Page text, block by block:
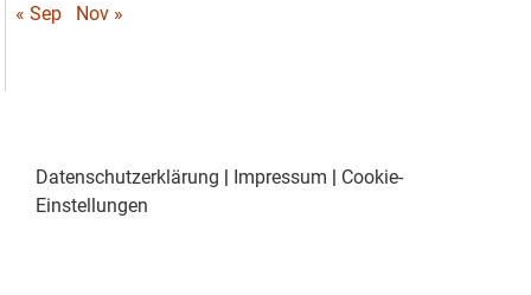
« Sep
Nov »
Datenschutzerklärung | Impressum | Cookie-
Einstellungen